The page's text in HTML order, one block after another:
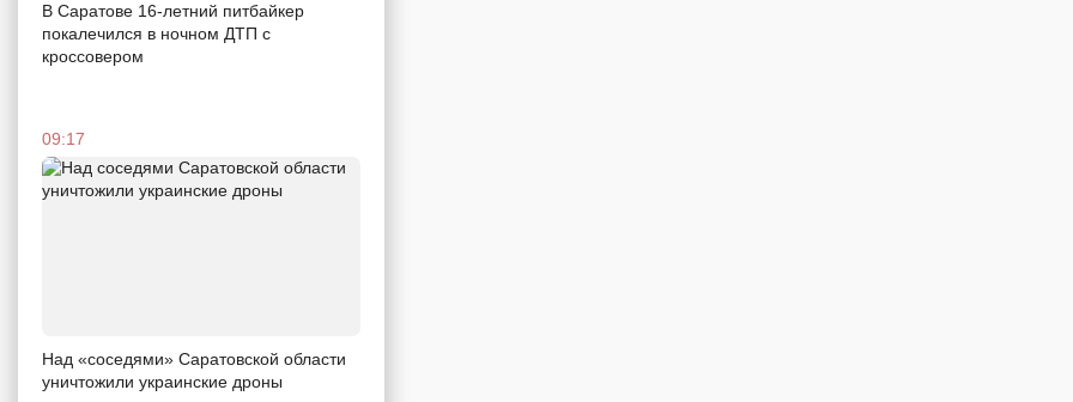
В Саратове 16-летний питбайкер
покалечился в ночном ДТП с
кроссовером
09:17
Над «соседями» Саратовской области
уничтожили украинские дроны